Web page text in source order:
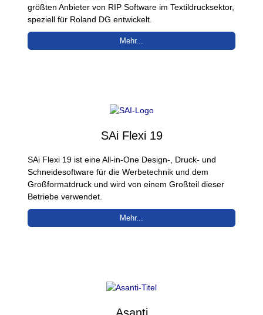
größten Anbieter von RIP Software im Textildrucksektor,
speziell für Roland DG entwickelt.
Mehr...
SAi Flexi 19
SAi Flexi 19 ist eine All-in-One Design-, Druck- und
Schneidesoftware für die Werbetechnik und dem
Großformatdruck und wird von einem Großteil dieser
Betriebe verwendet.
Mehr...